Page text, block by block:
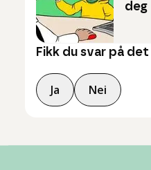
deg
Fikk du svar på
Ja Nei